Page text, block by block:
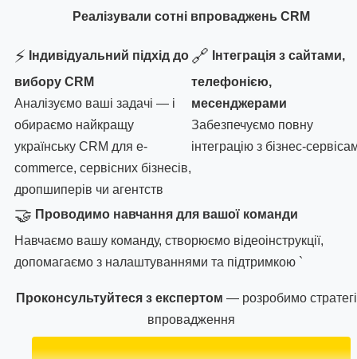
Реалізували сотні впроваджень CRM
⚡ Індивідуальний підхід до
вибору CRM
Аналізуємо ваші задачі — і
обираємо найкращу
українську CRM для e-
commerce, сервісних бізнесів,
дропшиперів чи агентств
🔗 Інтеграція з сайтами,
телефонією,
месенджерами
Забезпечуємо повну
інтеграцію з бізнес-
🤝 Проводимо навчання для вашої команди
Навчаємо вашу команду, створюємо відеоінструкції,
допомагаємо з налаштуваннями та підтримкою `
Проконсультуйтеся з експертом — розробимо
впровадження